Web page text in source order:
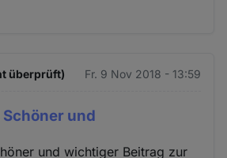
überprüft) Fr. 9 Nov 2018 - 13:59
und
und wichtiger Beitrag zur